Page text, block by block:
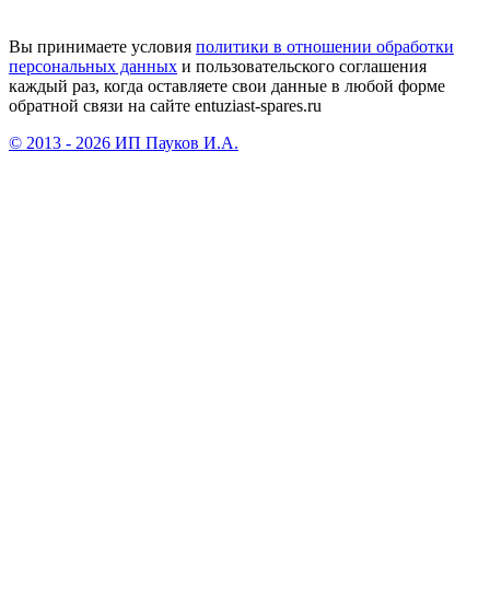
Вы принимаете условия политики в отношении обработки
персональных данных и пользовательского соглашения
каждый раз, когда оставляете свои данные в любой форме
обратной связи на сайте entuziast-spares.ru
© 2013 - 2026 ИП Пауков И.А.